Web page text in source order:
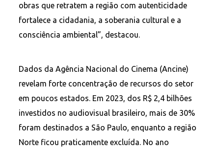
obras que retratem a região com autenticidade
fortalece a cidadania, a soberania cultural e a
consciência ambiental”, destacou.
Dados da Agência Nacional do Cinema (Ancine)
revelam forte concentração de recursos do setor
em poucos estados. Em 2023, dos R$ 2,4 bilhões
investidos no audiovisual brasileiro, mais de 30%
foram destinados a São Paulo, enquanto a região
Norte ficou praticamente excluída. No ano